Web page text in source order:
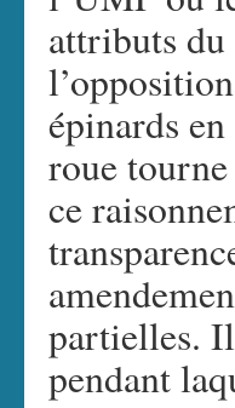
attributs du
épinards
roue
ce
partielles.
pendant